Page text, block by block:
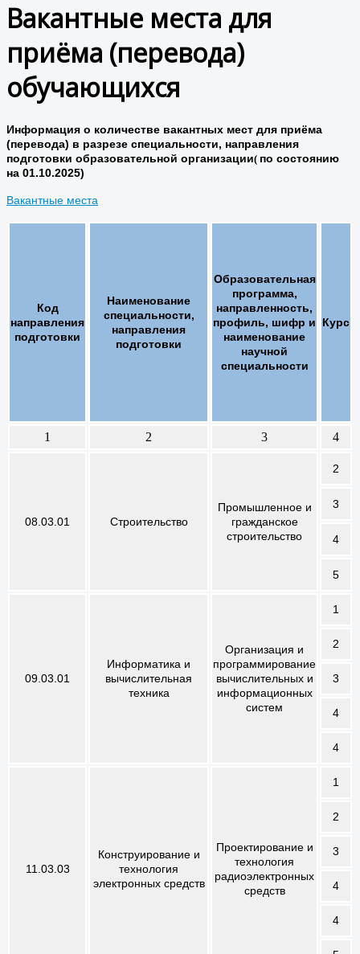
Вакантные места для
приёма (перевода)
обучающихся
Информация о количестве вакантных мест для приёма
(перевода) в разрезе специальности, направления
подготовки образовательной организации( по состоянию
на 01.10.2025)
Вакантные места
Код
направления
подготовки
Наименование
специальности,
направления
подготовки
Образовательная
программа,
направленность,
профиль, шифр и
наименование
научной
специальности
Курс
1 2 3 4
08.03.01 Строительство
Промышленное и
гражданское
строительство
2
3
4
5
09.03.01
Информатика и
вычислительная
техника
Организация и
программирование
вычислительных и
информационных
систем
1
2
3
4
4
11.03.03
Конструирование и
технология
электронных средств
Проектирование и
технология
радиоэлектронных
средств
1
2
3
4
4